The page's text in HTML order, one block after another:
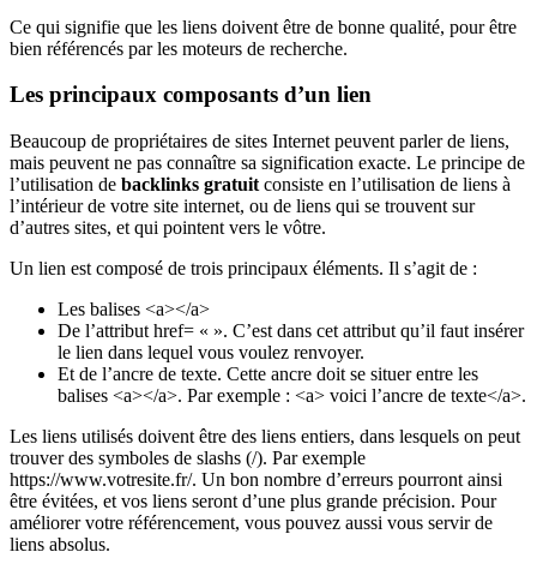
Ce qui signifie que les liens doivent être de bonne qualité, pour être
bien référencés par les moteurs de recherche.
Les principaux composants d’un lien
Beaucoup de propriétaires de sites Internet peuvent parler de liens,
mais peuvent ne pas connaître sa signification exacte. Le principe de
l’utilisation de backlinks gratuit consiste en l’utilisation de liens à
l’intérieur de votre site internet, ou de liens qui se trouvent sur
d’autres sites, et qui pointent vers le vôtre.
Un lien est composé de trois principaux éléments. Il s’agit de :
Les balises <a></a>
De l’attribut href= « ». C’est dans cet attribut qu’il faut insérer
le lien dans lequel vous voulez renvoyer.
Et de l’ancre de texte. Cette ancre doit se situer entre les
balises <a></a>. Par exemple : <a> voici l’ancre de texte</a>.
Les liens utilisés doivent être des liens entiers, dans lesquels on peut
trouver des symboles de slashs (/). Par exemple
https://www.votresite.fr/. Un bon nombre d’erreurs pourront ainsi
être évitées, et vos liens seront d’une plus grande précision. Pour
améliorer votre référencement, vous pouvez aussi vous servir de
liens absolus.